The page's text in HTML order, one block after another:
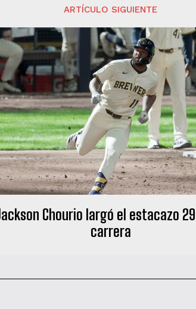
ARTÍCULO SIGUIENTE
Chourio largó el estacazo
carrera